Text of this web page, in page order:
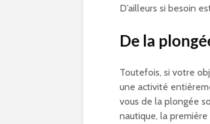
D’ailleurs si besoin
De la
Toutefois, si votre
une activité
vous de la plongée
nautique, la